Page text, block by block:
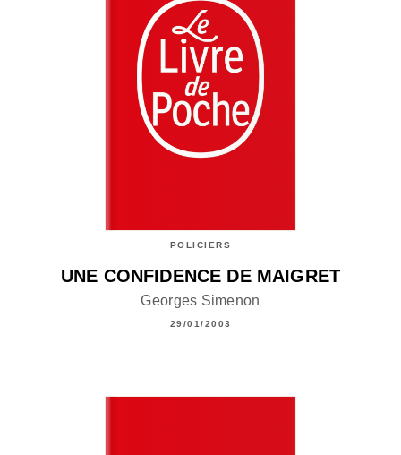
POLICIERS
UNE CONFIDENCE DE MAIGRET
Georges Simenon
29/01/2003